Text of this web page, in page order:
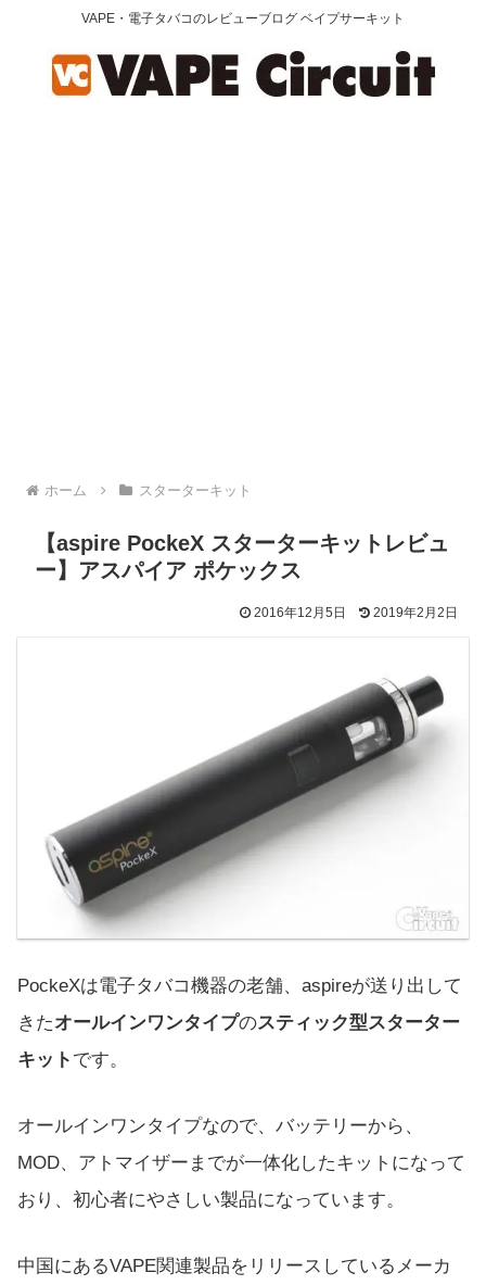
VAPE・電子タバコのレビューブログ ベイプサーキット
ホーム スターターキット
【aspire PockeX スターターキットレビュ
ー】アスパイア ポケックス
2016年12月5日 2019年2月2日
PockeXは電子タバコ機器の老舗、aspireが送り出して
きたオールインワンタイプのスティック型スターター
キット です。
オールインワンタイプなので、バッテリーから、
MOD、アトマイザーまでが一体化したキットになって
おり、初心者にやさしい製品になっています。
中国にあるVAPE関連製品をリリースしているメーカ